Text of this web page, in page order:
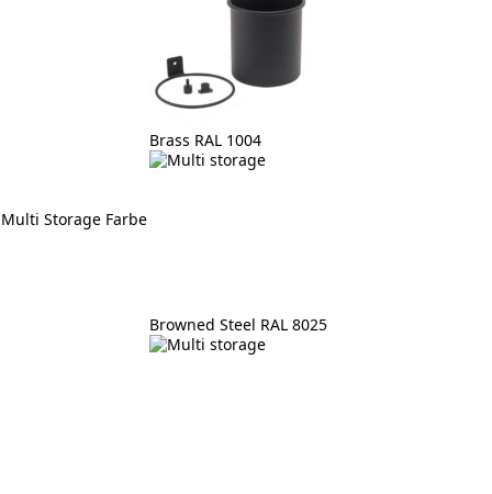
Multi Storage Farbe
Brass RAL 1004
Browned Steel RAL 8025